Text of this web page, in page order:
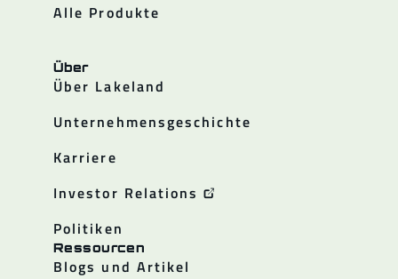
Alle Produkte
Über
Über Lakeland
Unternehmensgeschichte
Karriere
Investor Relations
Politiken
Ressourcen
Blogs und Artikel